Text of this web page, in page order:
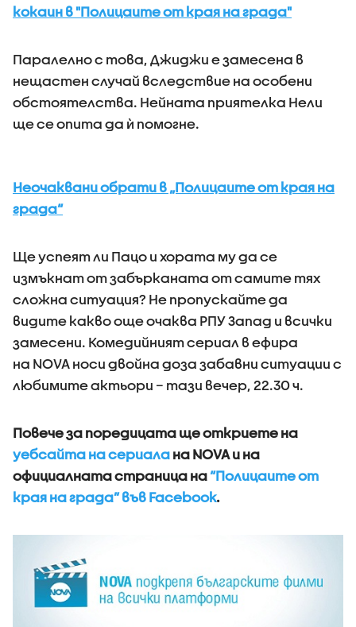
кокаин в "Полицаите от края на града"
Паралелно с това, Джиджи е замесена в
нещастен случай вследствие на особени
обстоятелства. Нейната приятелка Нели
ще се опита да ѝ помогне.
Неочаквани обрати в „Полицаите от края на
града“
Ще успеят ли Пацо и хората му да се
измъкнат от забърканата от самите тях
сложна ситуация? Не пропускайте да
видите какво още очаква РПУ Запад и всички
замесени. Комедийният сериал в ефира
на NOVA носи двойна доза забавни ситуации с
любимите актьори – тази вечер, 22.30 ч.
Повече за поредицата ще откриете на
уебсайта на сериала на NOVA и на
официалната страница на“Полицаите от
края на града” във Facebook.